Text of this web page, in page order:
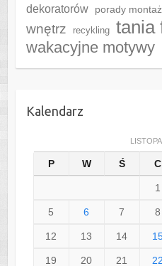
dekoratorów
porady
wnętrz
recykling tania
wakacyjne motywy
Kalendarz
P W Ś C
1
5 6 7 8
12 13 14
19 20 21 22